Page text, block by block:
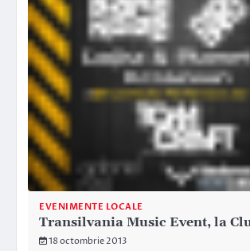
EVENIMENTE LOCALE
Transilvania Music Event, la
18 octombrie 2013